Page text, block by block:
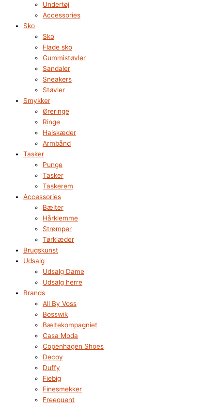
Undertøj
Accessories
Sko
Sko
Flade sko
Gummistøvler
Sandaler
Sneakers
Støvler
Smykker
Øreringe
Ringe
Halskæder
Armbånd
Tasker
Punge
Tasker
Taskerem
Accessories
Bælter
Hårklemme
Strømper
Tørklæder
Brugskunst
Udsalg
Udsalg Dame
Udsalg herre
Brands
All By Voss
Bosswik
Bæltekompagniet
Casa Moda
Copenhagen Shoes
Decoy
Duffy
Fiebig
Finesmekker
Freequent